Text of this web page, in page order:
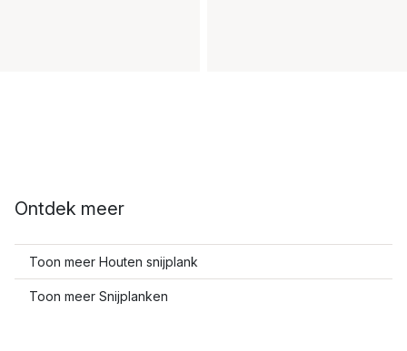
Ontdek meer
Toon meer Houten snijplank
Toon meer Snijplanken